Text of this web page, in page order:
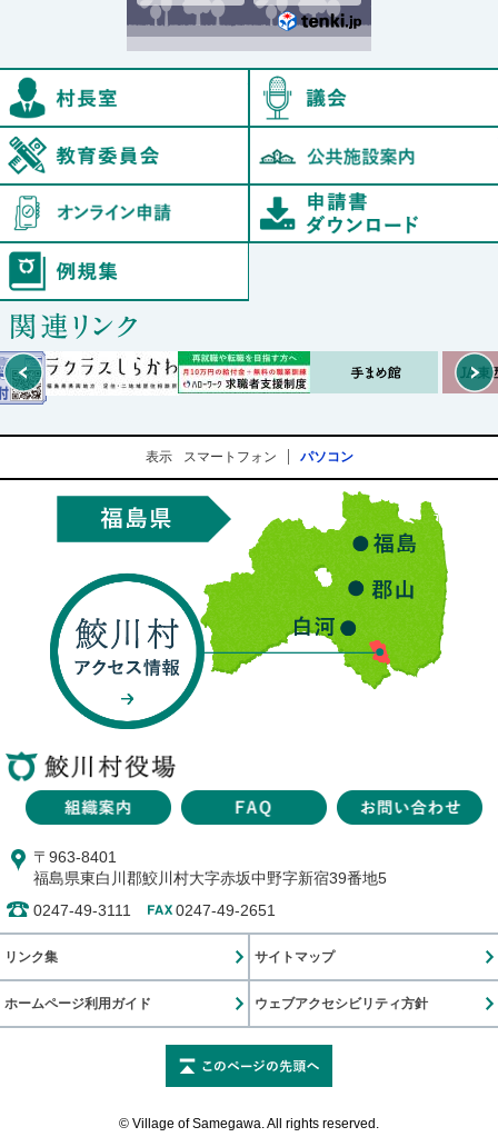
村長室
オンライン申請
Prev
表示 スマートフォン パソコン
〒963-8401
福島県東白川郡鮫川村大字赤坂中野字新宿39番地5
0247-49-3111
0247-49-2651
リンク集 サイトマップ
ホームページ利用ガイド ウェブアクセシビリティ方針
© Village of Samegawa. All rights reserved.